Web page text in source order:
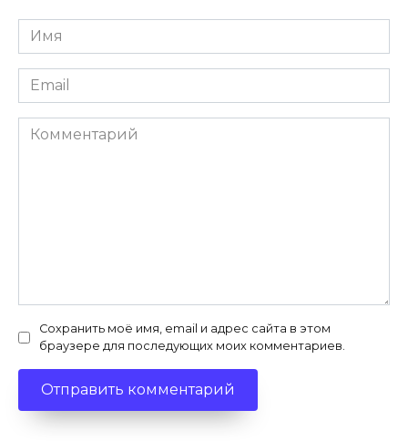
Имя
*
Email
*
Комментарий
Сохранить моё имя, email и адрес сайта в этом
браузере для последующих моих комментариев.